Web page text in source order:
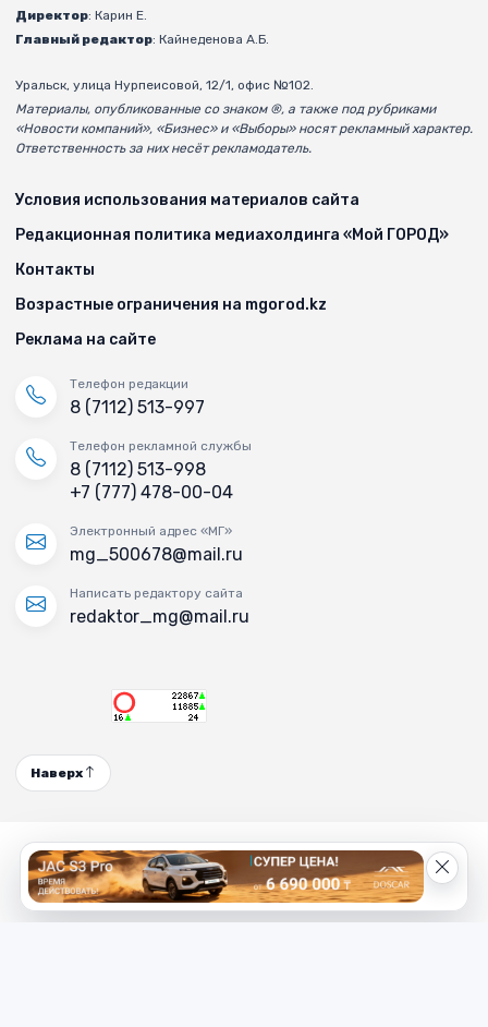
Директор: Карин Е.
Главный редактор: Кайнеденова А.Б.
Уральск, улица Нурпеисовой, 12/1, офис №102.
Материалы, опубликованные со знаком ®, а также под рубриками
«Новости компаний», «Бизнес» и «Выборы» носят рекламный характер.
Ответственность за них несёт рекламодатель.
Условия использования материалов сайта
Редакционная политика медиахолдинга «Мой ГОРОД»
Контакты
Возрастные ограничения на mgorod.kz
Реклама на сайте
Телефон редакции
8 (7112) 513-997
Телефон рекламной службы
8 (7112) 513-998
+7 (777) 478-00-04
Электронный адрес «МГ»
mg_500678@mail.ru
Написать редактору сайта
redaktor_mg@mail.ru
Наверх